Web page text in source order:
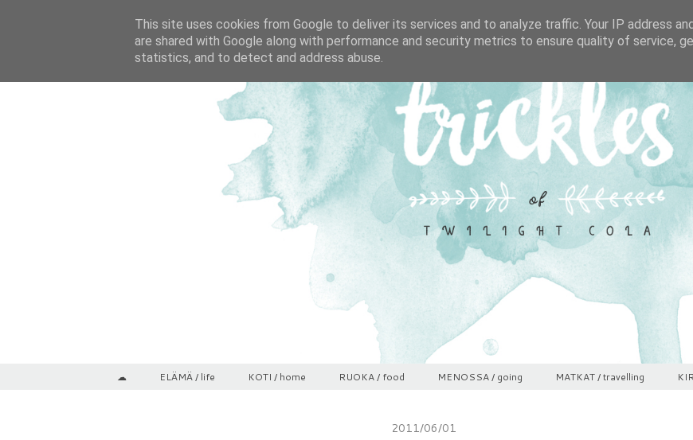
☁ ELÄMÄ / life KOTI / home RUOKA / food MENOSSA / going MATKAT / travelling
2011/06/01
This site uses cookies from Google to deliver its services and to analyze traffic. Your IP address
are shared with Google along with performance and security metrics to ensure quality of service,
statistics, and to detect and address abuse.